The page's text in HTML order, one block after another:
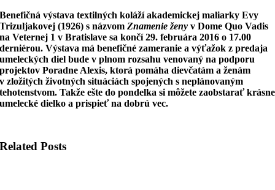
Benefičná výstava textilných koláží akademickej maliarky Evy
Trizuljakovej (1926) s názvomZnamenie ženy v Dome Quo Vadis
na Veternej 1 v Bratislave sa končí 29. februára 2016 o 17.00
derniérou. Výstava má benefičné zameranie a výťažok z predaja
umeleckých diel bude v plnom rozsahu venovaný na podporu
projektov Poradne Alexis, ktorá pomáha dievčatám a ženám
v zložitých životných situáciách spojených s neplánovaným
tehotenstvom. Takže ešte do pondelka si môžete zaobstarať krásne
umelecké dielko a prispieť na dobrú vec.
Related Posts